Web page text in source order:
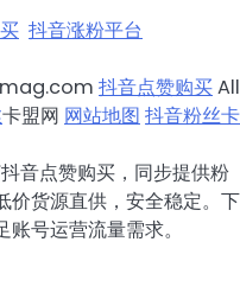
抖音涨粉平台
抖音点赞购买All
卡盟网 网站地图 抖音粉丝卡
音点赞购买，同步提供粉
价货源直供，安全稳定。下
号运营流量需求。